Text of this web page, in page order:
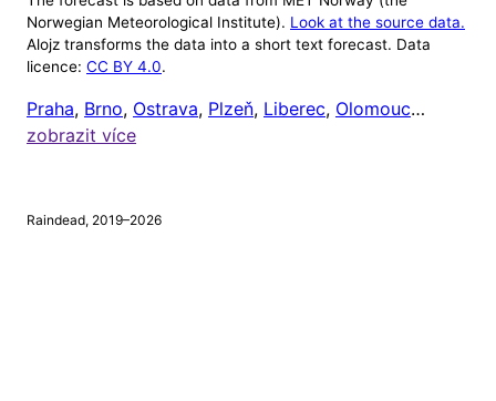
Nastavení
Alojz v tuto chvíli ignoruje počasí mimo 8:00 až
venku počasí, když jsou zrovna doma). Čas odeslání
upozornění si ale můžete nastavit níže.
Chci dostávat upozornění na
Norwegian Meteorological Institute). Look at the source data.
Alojz transforms the data into a short text forecast. Data
licence: CC BY 4.0.
Praha, Brno, Ostrava, Plzeň, Liberec, Olomouc…
zobrazit více
Raindead, 2019–2026